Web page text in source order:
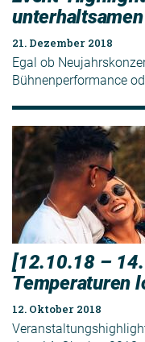
21. Dezember 2018
Egal ob
Bühnenperformance
[12.10.18 –
Temperaturen
12. Oktober 2018